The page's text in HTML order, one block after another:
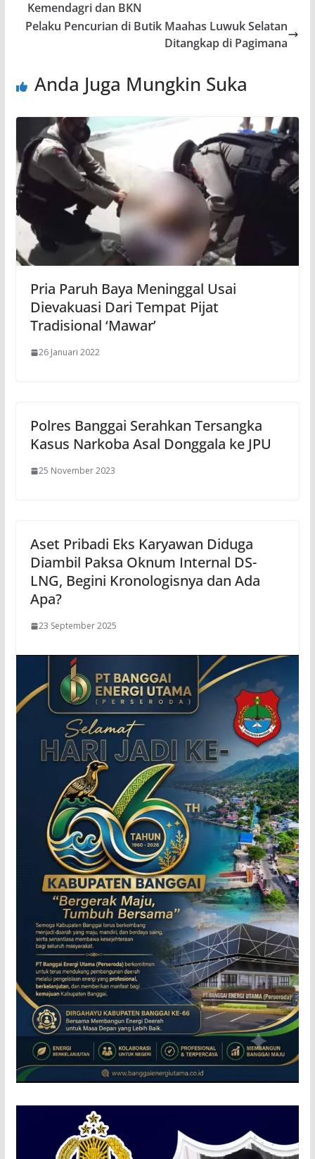
Kemendagri dan BKN
Pelaku Pencurian di Butik Maahas Luwuk Selatan
Ditangkap di Pagimana
Anda Juga Mungkin Suka
Pria Paruh Baya Meninggal Usai
Dievakuasi Dari Tempat Pijat
Tradisional ‘Mawar’
26 Januari 2022
Polres Banggai Serahkan Tersangka
Kasus Narkoba Asal Donggala ke JPU
25 November 2023
Aset Pribadi Eks Karyawan Diduga
Diambil Paksa Oknum Internal DS-
LNG, Begini Kronologisnya dan Ada
Apa?
23 September 2025